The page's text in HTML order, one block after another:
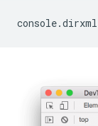
console.dirxml